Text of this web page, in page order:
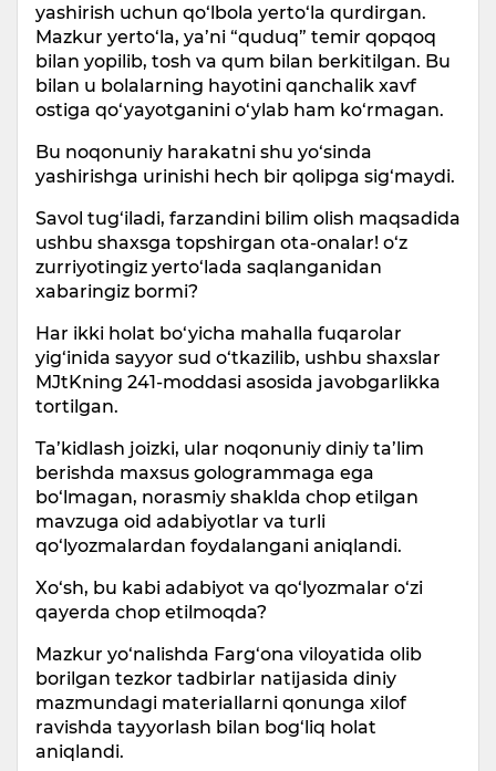
yashirish uchun qo‘lbola yerto‘la qurdirgan.
Mazkur yerto‘la, ya’ni “quduq” temir qopqoq
bilan yopilib, tosh va qum bilan berkitilgan. Bu
bilan u bolalarning hayotini qanchalik xavf
ostiga qo‘yayotganini o‘ylab ham ko‘rmagan.
Bu noqonuniy harakatni shu yo‘sinda
yashirishga urinishi hech bir qolipga sig‘maydi.
Savol tug‘iladi, farzandini bilim olish maqsadida
ushbu shaxsga topshirgan ota-onalar! o‘z
zurriyotingiz yerto‘lada saqlanganidan
xabaringiz bormi?
Har ikki holat bo‘yicha mahalla fuqarolar
yig‘inida sayyor sud o‘tkazilib, ushbu shaxslar
MJtKning 241-moddasi asosida javobgarlikka
tortilgan.
Ta’kidlash joizki, ular noqonuniy diniy ta’lim
berishda maxsus gologrammaga ega
bo‘lmagan, norasmiy shaklda chop etilgan
mavzuga oid adabiyotlar va turli
qo‘lyozmalardan foydalangani aniqlandi.
Xo‘sh, bu kabi adabiyot va qo‘lyozmalar o‘zi
qayerda chop etilmoqda?
Mazkur yo‘nalishda Farg‘ona viloyatida olib
borilgan tezkor tadbirlar natijasida diniy
mazmundagi materiallarni qonunga xilof
ravishda tayyorlash bilan bog‘liq holat
aniqlandi.